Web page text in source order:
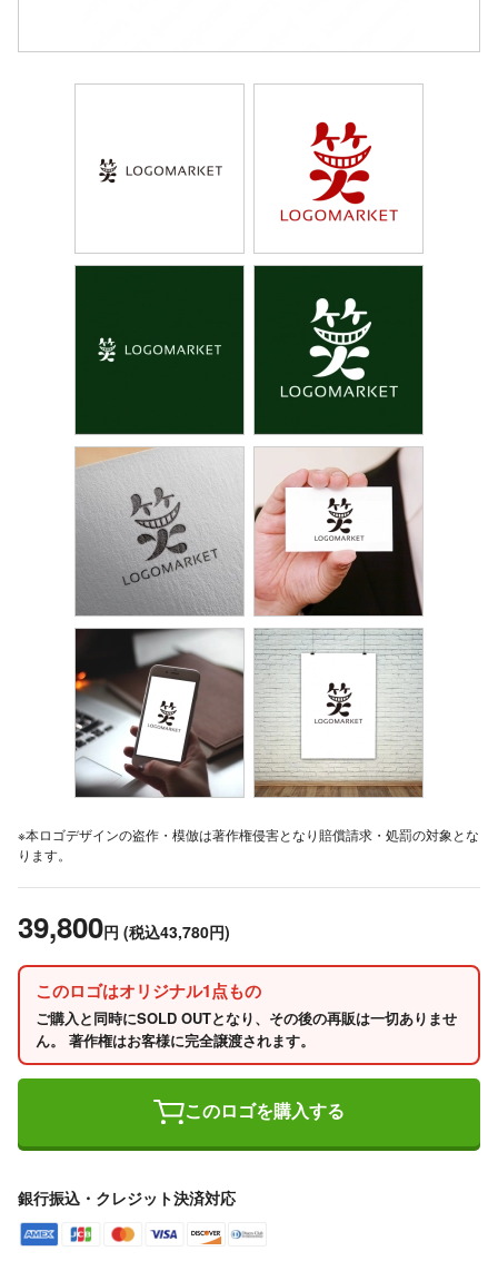
※本ロゴデザインの盗作・模倣は著作権侵害となり賠償請求・処罰の対象とな
ります。
39,800円 (税込43,780円)
このロゴはオリジナル1点もの
ご購入と同時にSOLD OUTとなり、その後の再販は一切ありませ
ん。 著作権はお客様に完全譲渡されます。
このロゴを購入する
銀行振込・クレジット決済対応